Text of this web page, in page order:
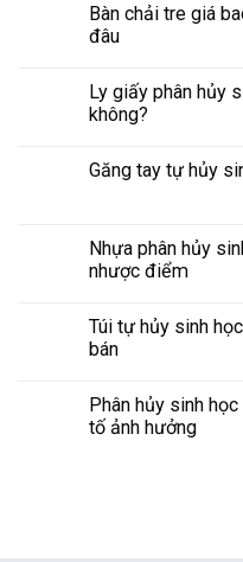
Bàn chải tre giá
đâu
Ly giấy phân hủy
không?
Găng tay tự hủy
Nhựa phân hủy
nhược điểm
Túi tự hủy sinh
bán
Phân hủy sinh
tố ảnh hưởng